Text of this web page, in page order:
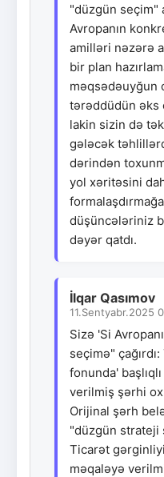
"düzgün seçim"
Avropanın
amilləri nəzərə
bir plan
məqsədəuyğun
tərəddüdün əks
lakin sizin də
gələcək
dərindən
yol xəritəsini
düşüncələriniz
dəyər qatdı.
İlqar Qasımov
11.Sentyabr.2025
Sizə 'Si
seçimə"
fonunda'
verilmiş şərhi
Orijinal şərh
"düzgün strateji
Ticarət
məqaləyə